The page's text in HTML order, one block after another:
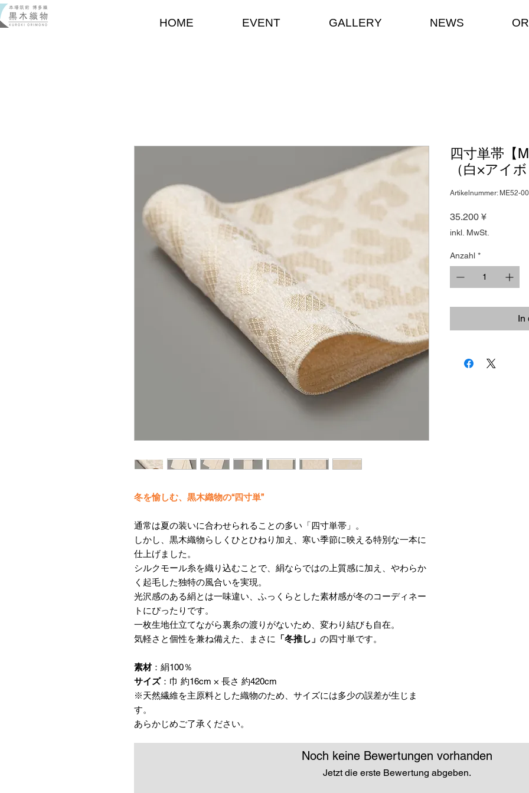
HOME EVENT GALLERY NEWS
冬を愉しむ、黒木織物の“四寸単”
通常は夏の装いに合わせられることの多い「四寸単帯」。
しかし、黒木織物らしくひとひねり加え、寒い季節に映える特別な一本に
仕上げました。
シルクモール糸を織り込むことで、絹ならではの上質感に加え、やわらか
く起毛した独特の風合いを実現。
光沢感のある絹とは一味違い、ふっくらとした素材感が冬のコーディネー
トにぴったりです。
一枚生地仕立てながら裏糸の渡りがないため、変わり結びも自在。
気軽さと個性を兼ね備えた、まさに 「冬推し」 の四寸単です。
素材：絹100％
サイズ：巾 約16cm × 長さ 約420cm
※天然繊維を主原料とした織物のため、サイズには多少の誤差が生じま
す。
あらかじめご了承ください。
四寸単帯【
（白×アイボ
Artikelnummer: ME52-
35.200 ¥Preis
inkl. MwSt.
Anzahl *
In
Noch keine Bewertungen vorhanden
Jetzt die erste Bewertung abgeben.